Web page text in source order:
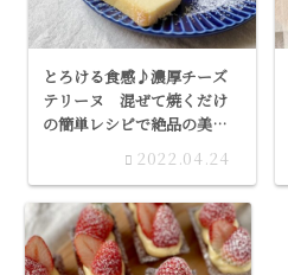
とろける食感♪濃厚チーズ
テリーヌ 混ぜて焼くだけ
の簡単レシピで絶品の美味
2022.04.24